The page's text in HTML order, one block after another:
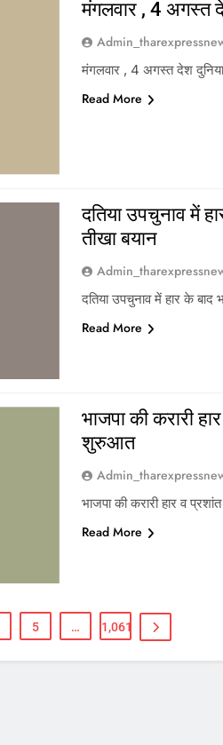
मंगलवार , 4 अगस्त
मंगलवार , 4 अगस्त देश
Read More
दतिया उपचुनाव में
तीखा बयान
दतिया उपचुनाव में हार के बाद
Read More
भाजपा की करारी
शुरुआत
भाजपा की करारी हार व
Read More
5 … 1,061